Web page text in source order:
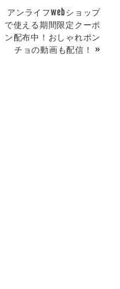
アンライフwebショップ
で使える期間限定クーポ
ン配布中！おしゃれポン
チョの動画も配信！ »